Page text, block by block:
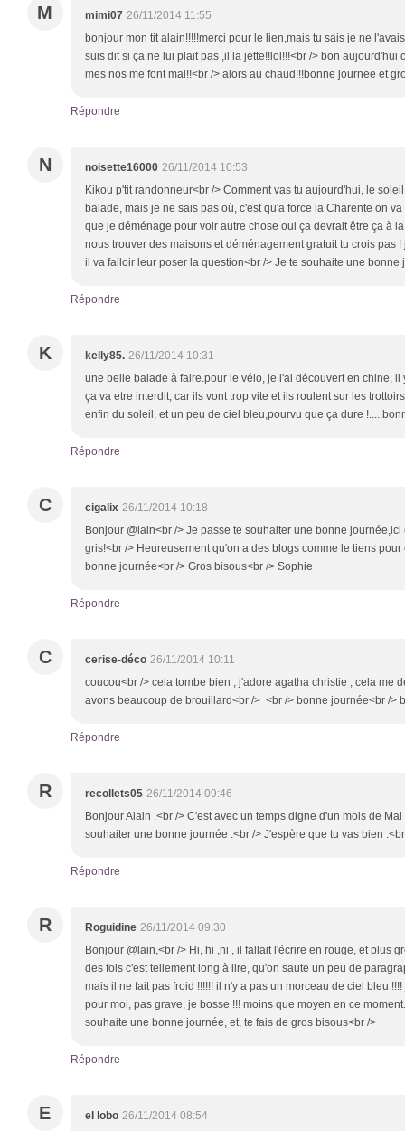
M mimi07 26/11/2014 11:55
bonjour mon tit alain!!!!!merci pour le lien,mais tu sais je ne
suis dit si ça ne lui plait pas ,il la jette!!lol!!!<br /> bon aujourd'hui
mes nos me font mal!!<br /> alors au chaud!!!bonne journee et
Répondre
N noisette16000 26/11/2014 10:53
Kikou p'tit randonneur<br /> Comment vas tu aujourd'hui, le
balade, mais je ne sais pas où, c'est qu'a force la Charente on
que je déménage pour voir autre chose oui ça devrait être ça à
nous trouver des maisons et déménagement gratuit tu crois pas
il va falloir leur poser la question<br /> Je te souhaite une
Répondre
K kelly85. 26/11/2014 10:31
une belle balade à faire.pour le vélo, je l'ai découvert en chine,
ça va etre interdit, car ils vont trop vite et ils roulent sur les
enfin du soleil, et un peu de ciel bleu,pourvu que ça dure
Répondre
C cigalix 26/11/2014 10:18
Bonjour @lain<br /> Je passe te souhaiter une bonne
gris!<br /> Heureusement qu'on a des blogs comme le tiens
bonne journée<br /> Gros bisous<br /> Sophie
Répondre
C cerise-déco 26/11/2014 10:11
coucou<br /> cela tombe bien , j'adore agatha christie , cela me
avons beaucoup de brouillard<br /> <br /> bonne journée<br />
Répondre
R recollets05 26/11/2014 09:46
Bonjour Alain .<br /> C'est avec un temps digne d'un mois de
souhaiter une bonne journée .<br /> J'espère que tu vas bien
Répondre
R Roguidine 26/11/2014 09:30
Bonjour @lain,<br /> Hi, hi ,hi , il fallait l'écrire en rouge, et plus
des fois c'est tellement long à lire, qu'on saute un peu de
mais il ne fait pas froid !!!!!! il n'y a pas un morceau de ciel bleu
pour moi, pas grave, je bosse !!! moins que moyen en ce
souhaite une bonne journée, et, te fais de gros bisous<br />
Répondre
E el lobo 26/11/2014 08:54